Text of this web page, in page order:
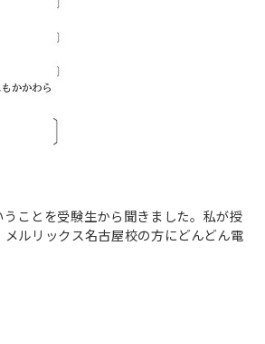
ことを受験生から聞きました。私が授
ルリックス名古屋校の方にどんどん電